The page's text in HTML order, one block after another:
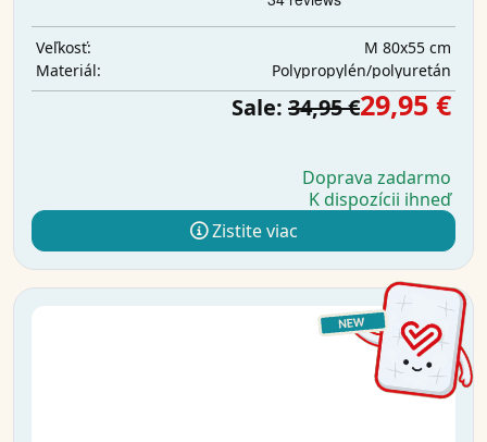
Veľkosť:
M 80x55 cm
Materiál:
Polypropylén/polyuretán
Sale: 34,95 €29,95 €
Doprava zadarmo
K dispozícii ihneď
Zistite viac